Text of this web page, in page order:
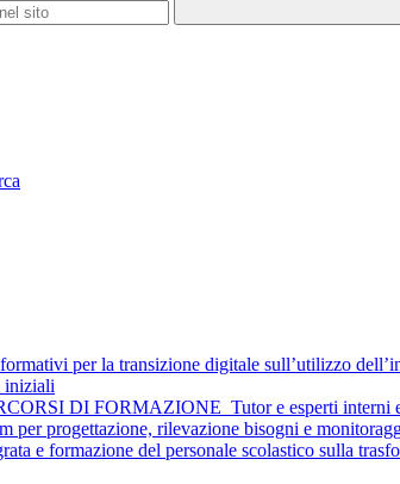
per la transizione digitale sull’utilizzo
iniziali
DI FORMAZIONE_Tutor e esperti interni
per progettazione, rilevazione bisogni e
e formazione del personale scolastico sulla